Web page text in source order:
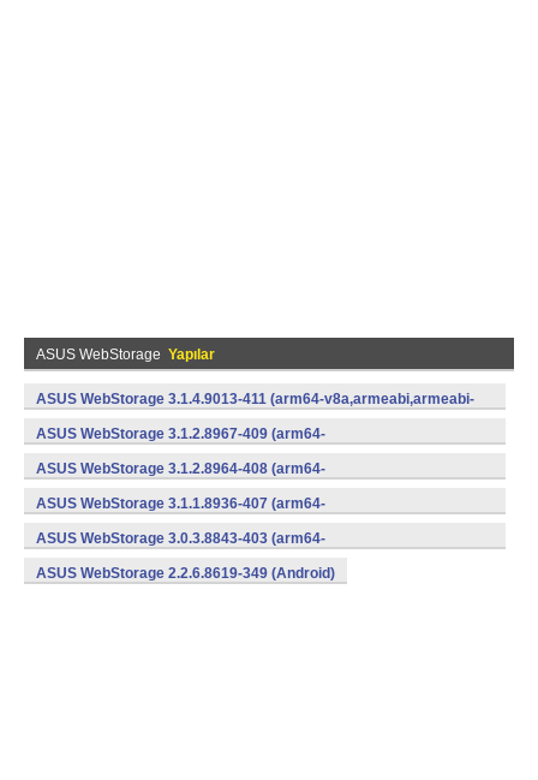
ASUS WebStorage Yapılar
ASUS WebStorage 3.1.4.9013-411 (arm64-v8a,armeabi,armeabi-
v7a,x86) (Android)
ASUS WebStorage 3.1.2.8967-409 (arm64-
v8a,armeabi,x86) (Android)
ASUS WebStorage 3.1.2.8964-408 (arm64-
v8a,armeabi,x86) (Android)
ASUS WebStorage 3.1.1.8936-407 (arm64-
v8a,armeabi,x86) (Android)
ASUS WebStorage 3.0.3.8843-403 (arm64-
v8a,armeabi,x86) (Android)
ASUS WebStorage 2.2.6.8619-349 (Android)